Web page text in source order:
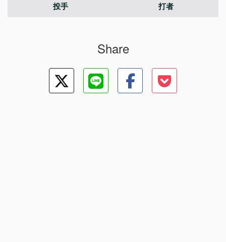
投手 打者
Share